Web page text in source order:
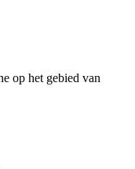
op het gebied van